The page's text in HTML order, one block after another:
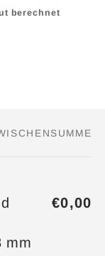
berechnet
mm
€0,00